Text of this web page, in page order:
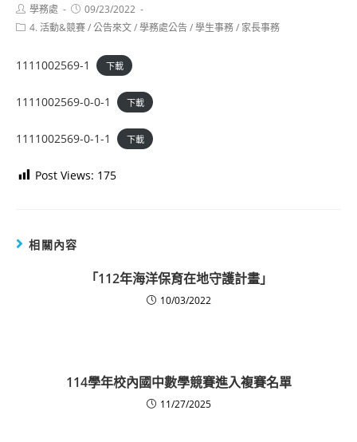
Post
author:
學務處
Post
published:
09/23/2022
Post4. 活動&競賽/公告來文/學務處公告/學生事務/ 家長事務
1111002569-1 下載
1111002569-0-0-1 下載
1111002569-0-1-1 下載
Post Views: 175
相關內容
「112年海洋保育在地守護計畫」
10/03/2022
114學年校內國中數學競賽進入複賽名單
11/27/2025